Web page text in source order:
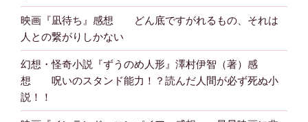
映画『凪待ち』感想 どん底ですがれるもの、それは
人との繋がりしかない
幻想・怪奇小説『ずうのめ人形』澤村伊智（著）感
想 呪いのスタンド能力！？読んだ人間が必ず死ぬ小
説！！